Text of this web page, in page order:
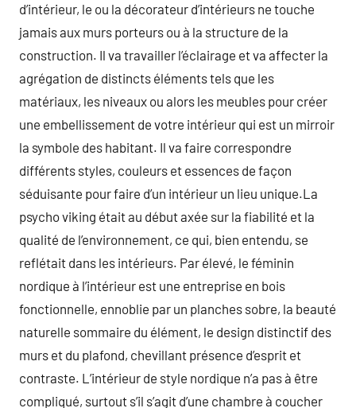
d’intérieur, le ou la décorateur d’intérieurs ne touche
jamais aux murs porteurs ou à la structure de la
construction. Il va travailler l’éclairage et va affecter la
agrégation de distincts éléments tels que les
matériaux, les niveaux ou alors les meubles pour créer
une embellissement de votre intérieur qui est un mirroir
la symbole des habitant. Il va faire correspondre
différents styles, couleurs et essences de façon
séduisante pour faire d’un intérieur un lieu unique.La
psycho viking était au début axée sur la fiabilité et la
qualité de l’environnement, ce qui, bien entendu, se
reflétait dans les intérieurs. Par élevé, le féminin
nordique à l’intérieur est une entreprise en bois
fonctionnelle, ennoblie par un planches sobre, la beauté
naturelle sommaire du élément, le design distinctif des
murs et du plafond, chevillant présence d’esprit et
contraste. L’intérieur de style nordique n’a pas à être
compliqué, surtout s’il s’agit d’une chambre à coucher